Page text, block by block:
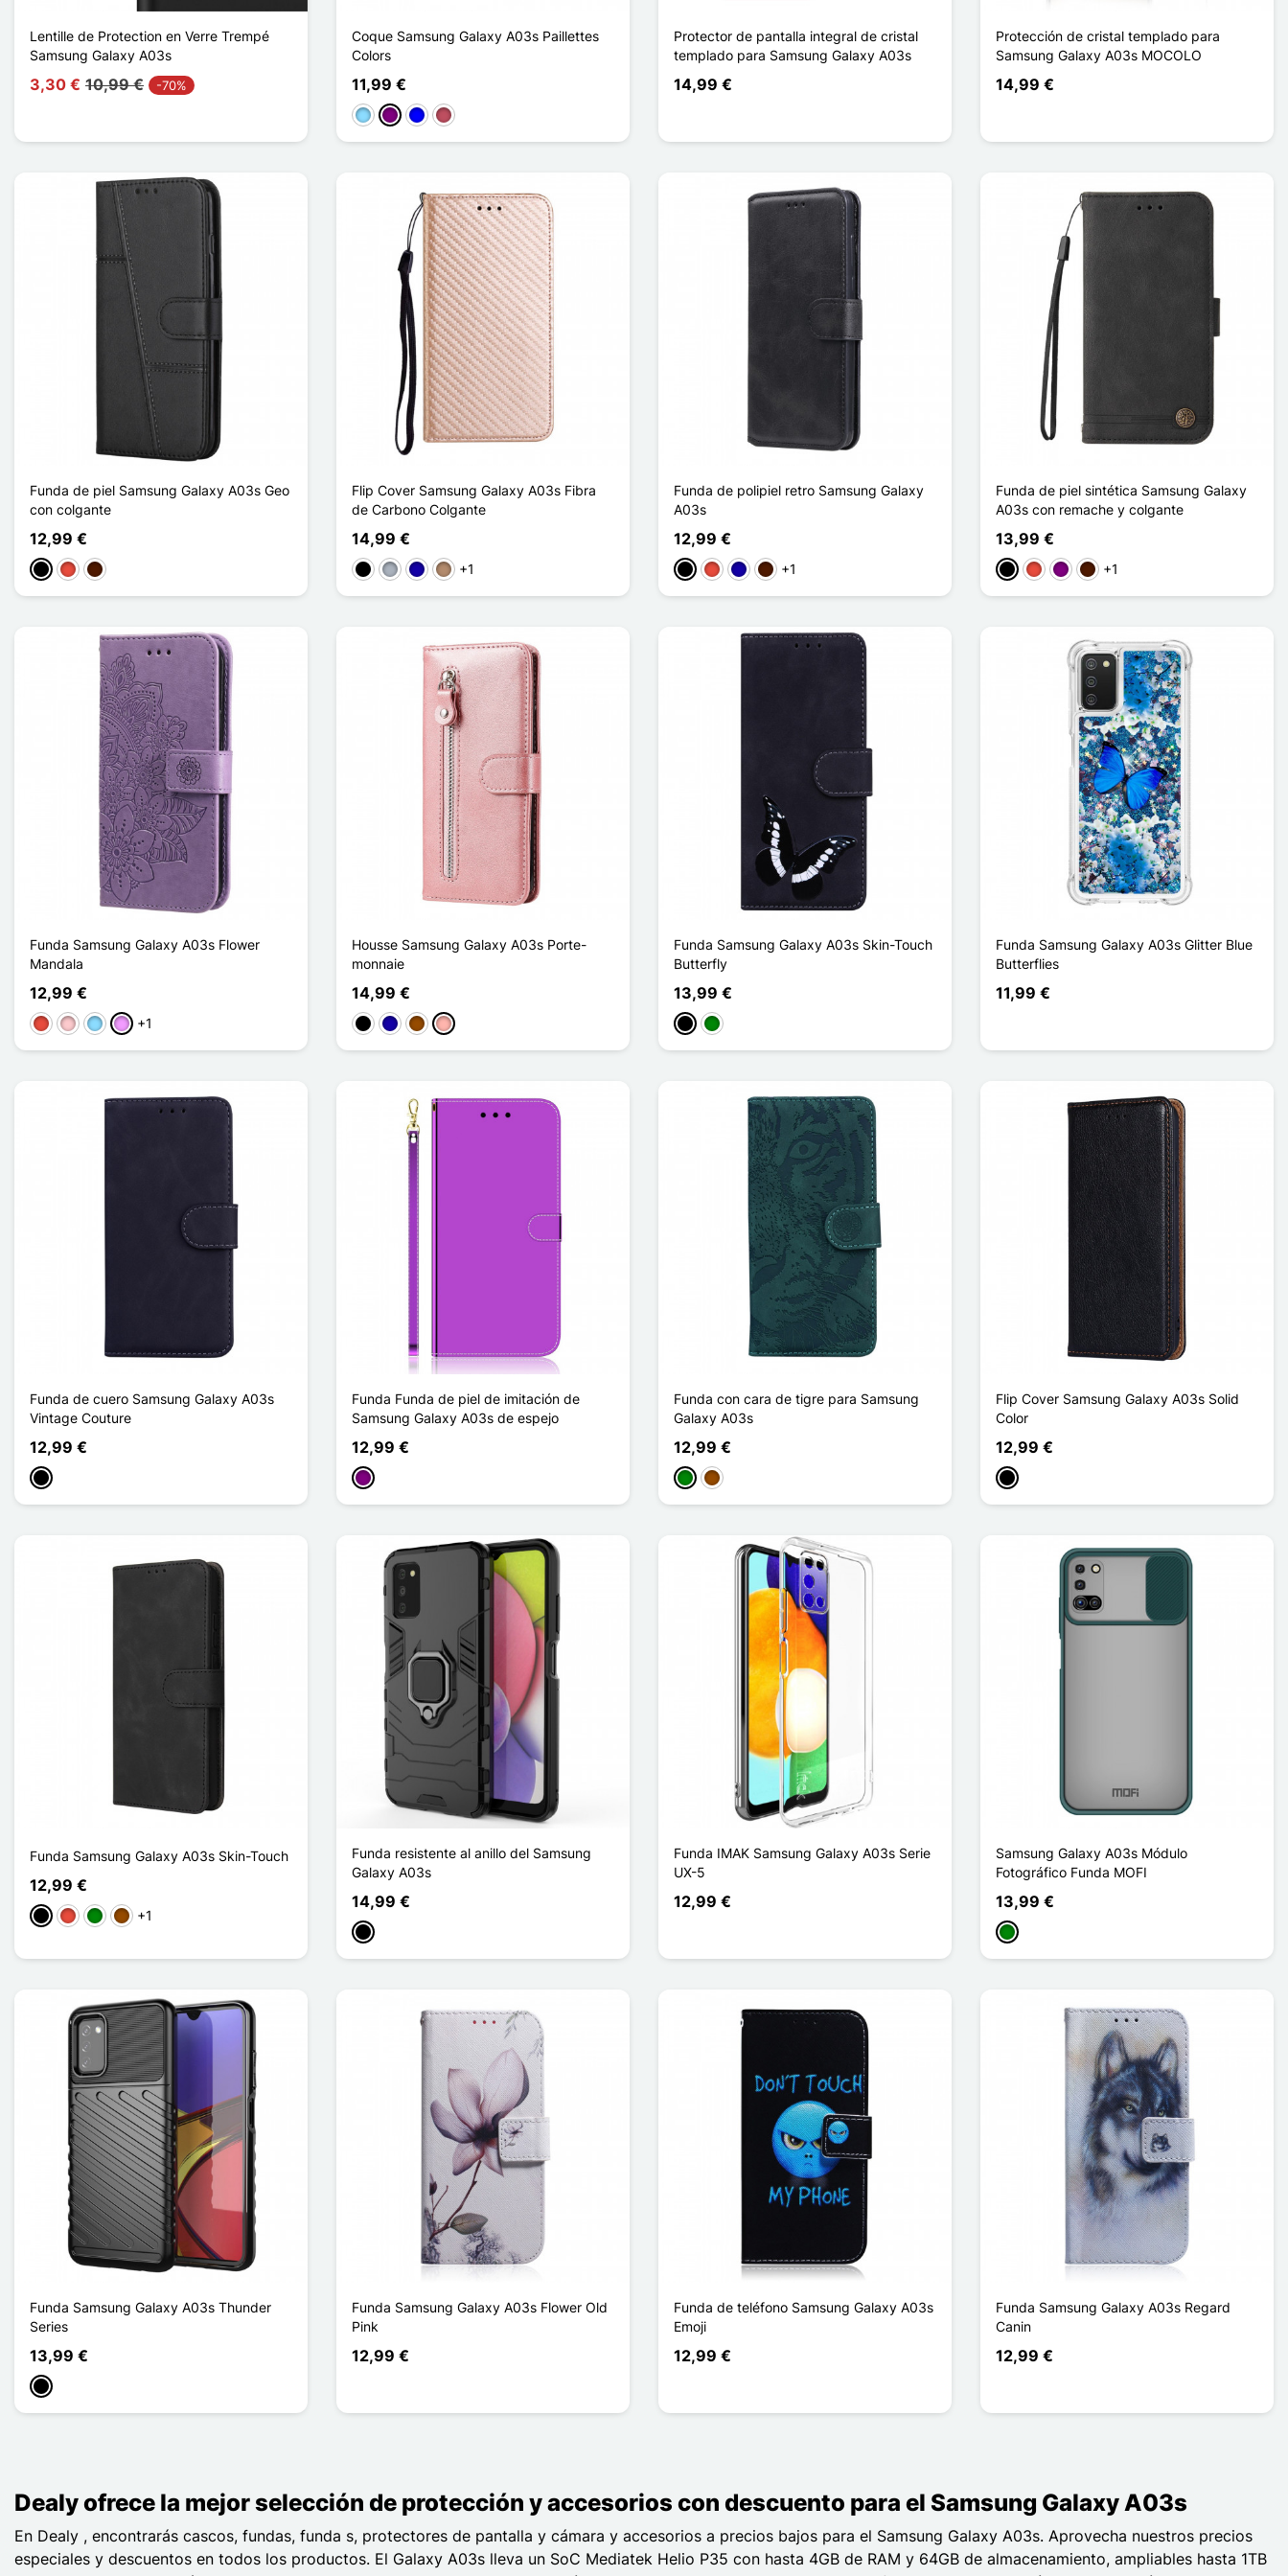
Lentille de Protection en Verre Trempé
Samsung Galaxy A03s
3,30 € 10,99 € -70%
Coque Samsung Galaxy A03s Paillettes
Colors
11,99 €
Azul claro
Púrpura
AzulRosa oscuro
Protector de pantalla integral de cristal
templado para Samsung Galaxy A03s
14,99 €
Protección de cristal templado para
Samsung Galaxy A03s MOCOLO
14,99 €
Funda de piel Samsung Galaxy A03s Geo
con colgante
12,99 €
NegroRojoMarrón oscuro
Flip Cover Samsung Galaxy A03s Fibra
de Carbono Colgante
14,99 €
NegroGris Azul oscuro
Topo+1
Funda de polipiel retro Samsung Galaxy
A03s
12,99 €
NegroRojoAzul oscuro
Marrón oscuro
+1
Funda de piel sintética Samsung Galaxy
A03s con remache y colgante
13,99 €
NegroRojoPúrpuraMarrón oscuro
+1
Funda Samsung Galaxy A03s Flower
Mandala
12,99 €
RojoRosaAzul claro
Morado claro
+1
Housse Samsung Galaxy A03s Porte-
monnaie
14,99 €
NegroAzul oscuro
MarrónOro rosa
Funda Samsung Galaxy A03s Skin-Touch
Butterfly
13,99 €
NegroVerde
Funda Samsung Galaxy A03s Glitter Blue
Butterflies
11,99 €
Funda de cuero Samsung Galaxy A03s
Vintage Couture
12,99 €
Negro
Funda Funda de piel de imitación de
Samsung Galaxy A03s de espejo
12,99 €
Púrpura
Funda con cara de tigre para Samsung
Galaxy A03s
12,99 €
VerdeMarrón
Flip Cover Samsung Galaxy A03s Solid
Color
12,99 €
Negro
Funda Samsung Galaxy A03s Skin-Touch
12,99 €
NegroRojoVerdeMarrón
+1
Funda resistente al anillo del Samsung
Galaxy A03s
14,99 €
Negro
Funda IMAK Samsung Galaxy A03s Serie
UX-5
12,99 €
Samsung Galaxy A03s Módulo
Fotográfico Funda MOFI
13,99 €
Verde
Funda Samsung Galaxy A03s Thunder
Series
13,99 €
Negro
Funda Samsung Galaxy A03s Flower Old
Pink
12,99 €
Funda de teléfono Samsung Galaxy A03s
Emoji
12,99 €
Funda Samsung Galaxy A03s Regard
Canin
12,99 €
Dealy ofrece la mejor selección de protección y accesorios con descuento para el Samsung Galaxy A03s
En Dealy , encontrarás cascos, fundas, funda s, protectores de pantalla y cámara y accesorios a precios bajos para el Samsung Galaxy A03s. Aprovecha nuestros precios
especiales y descuentos en todos los productos. El Galaxy A03s lleva un SoC Mediatek Helio P35 con hasta 4GB de RAM y 64GB de almacenamiento, ampliables hasta 1TB